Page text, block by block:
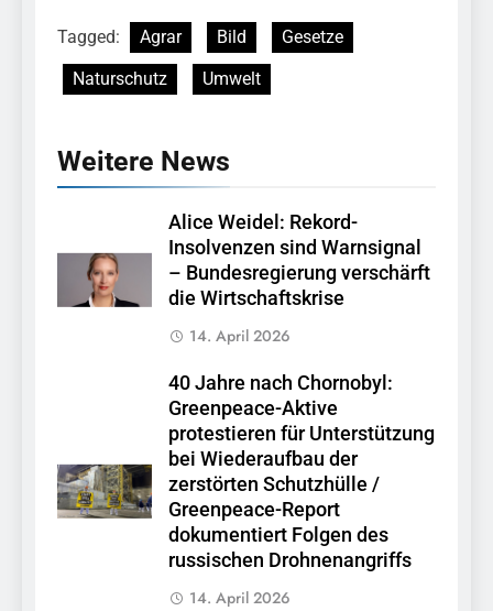
Tagged: Agrar Bild
Gesetze
Naturschutz
Umwelt
Weitere News
Alice Weidel: Rekord-
Insolvenzen sind Warnsignal
– Bundesregierung verschärft
die Wirtschaftskrise
14. April 2026
40 Jahre nach Chornobyl:
Greenpeace-Aktive
protestieren für Unterstützung
bei Wiederaufbau der
zerstörten Schutzhülle /
Greenpeace-Report
dokumentiert Folgen des
russischen Drohnenangriffs
14. April 2026